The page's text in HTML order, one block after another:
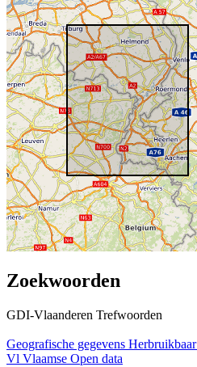
Zoekwoorden
GDI-Vlaanderen Trefwoorden
Geografische gegevens Herbruikbaar
Vl Vlaamse Open data